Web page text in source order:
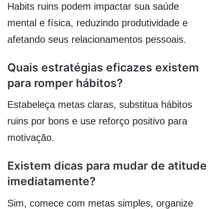
Habits ruins podem impactar sua saúde
mental e física, reduzindo produtividade e
afetando seus relacionamentos pessoais.
Quais estratégias eficazes existem
para romper hábitos?
Estabeleça metas claras, substitua hábitos
ruins por bons e use reforço positivo para
motivação.
Existem dicas para mudar de atitude
imediatamente?
Sim, comece com metas simples, organize